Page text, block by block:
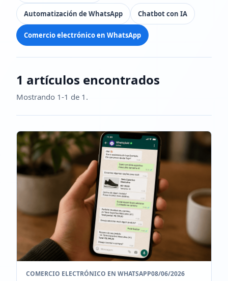
Automatización de WhatsApp Chatbot con IA
Comercio electrónico en WhatsApp
1 artículos encontrados
Mostrando 1-1 de 1.
COMERCIO ELECTRÓNICO EN WHATSAPP08/06/2026